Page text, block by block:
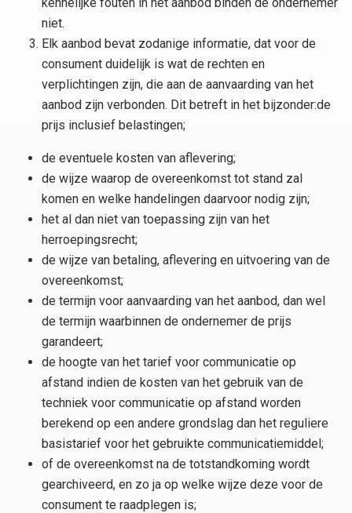
niet.
Elk aanbod bevat zodanige informatie, dat voor de
consument duidelijk is wat de rechten en
verplichtingen zijn, die aan de aanvaarding van het
aanbod zijn verbonden. Dit betreft in het bijzonder:de
prijs inclusief belastingen;
de eventuele kosten van aflevering;
de wijze waarop de overeenkomst tot stand zal
komen en welke handelingen daarvoor nodig zijn;
het al dan niet van toepassing zijn van het
herroepingsrecht;
de wijze van betaling, aflevering en uitvoering van de
overeenkomst;
de termijn voor aanvaarding van het aanbod, dan wel
de termijn waarbinnen de ondernemer de prijs
garandeert;
de hoogte van het tarief voor communicatie op
afstand indien de kosten van het gebruik van de
techniek voor communicatie op afstand worden
berekend op een andere grondslag dan het reguliere
basistarief voor het gebruikte communicatiemiddel;
of de overeenkomst na de totstandkoming wordt
gearchiveerd, en zo ja op welke wijze deze voor de
consument te raadplegen is;